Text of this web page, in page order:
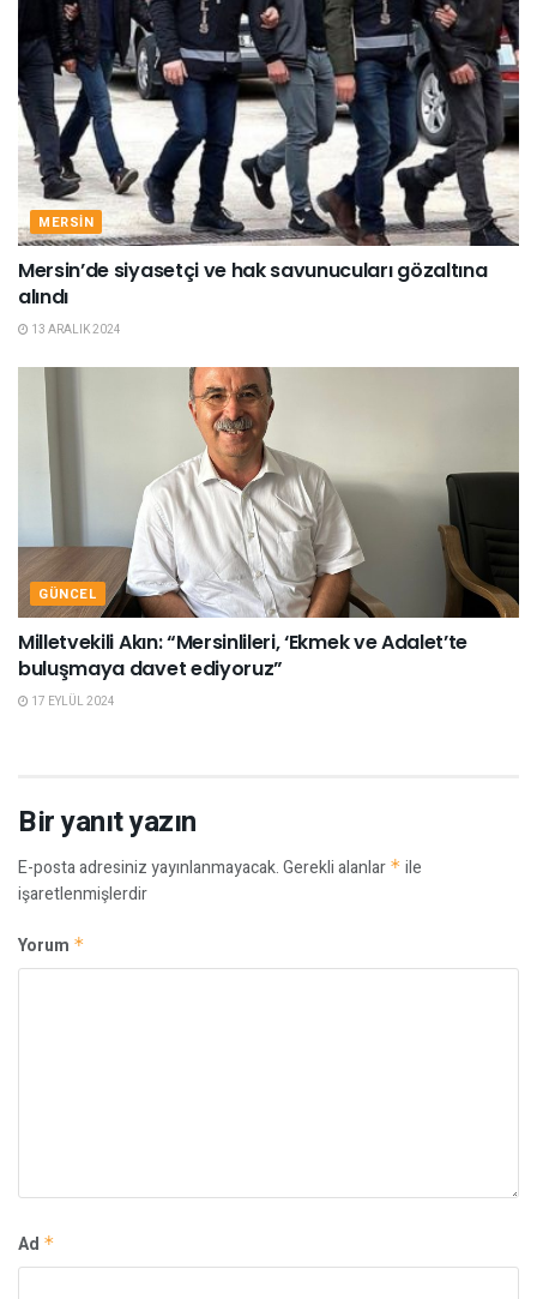
MERSIN
Mersin’de siyasetçi ve hak savunucuları gözaltına
alındı
13 ARALIK 2024
GÜNCEL
Milletvekili Akın: “Mersinlileri, ‘Ekmek ve Adalet’te
buluşmaya davet ediyoruz”
17 EYLÜL 2024
Bir yanıt yazın
E-posta adresiniz yayınlanmayacak.Gerekli alanlar * ile
işaretlenmişlerdir
Yorum *
Ad *